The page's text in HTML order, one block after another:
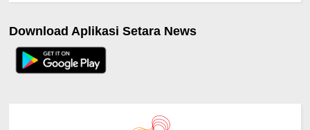
Download Aplikasi Setara News